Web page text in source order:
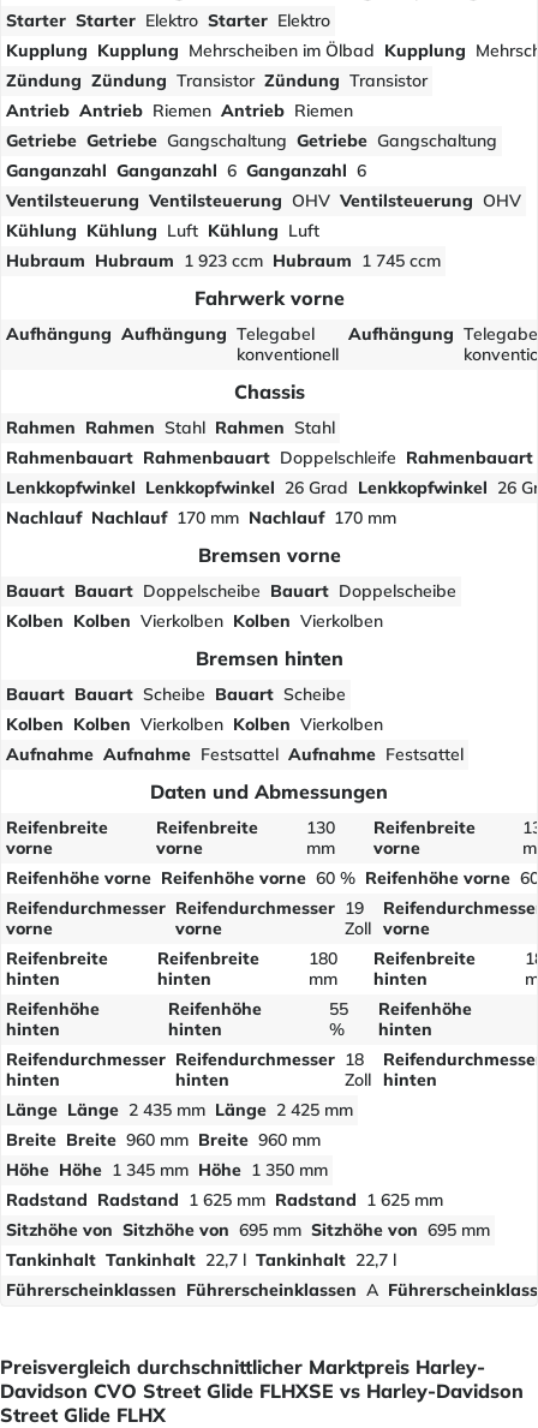
Starter Starter Elektro Starter Elektro
Kupplung Kupplung Mehrscheiben im Ölbad Kupplung
Zündung Zündung Transistor Zündung Transistor
Antrieb Antrieb Riemen Antrieb Riemen
Getriebe Getriebe Gangschaltung Getriebe Gangschaltung
Ganganzahl Ganganzahl 6 Ganganzahl 6
Ventilsteuerung Ventilsteuerung OHV Ventilsteuerung OHV
Kühlung Kühlung Luft Kühlung Luft
Hubraum Hubraum 1 923 ccm Hubraum 1 745 ccm
Fahrwerk vorne
Aufhängung Aufhängung Telegabel
konventionell
Aufhängung
Chassis
Rahmen Rahmen Stahl Rahmen Stahl
Rahmenbauart Rahmenbauart Doppelschleife Rahmenbauart
Lenkkopfwinkel Lenkkopfwinkel 26 Grad Lenkkopfwinkel 26
Nachlauf Nachlauf 170 mm Nachlauf 170 mm
Bremsen vorne
Bauart Bauart Doppelscheibe Bauart Doppelscheibe
Kolben Kolben Vierkolben Kolben Vierkolben
Bremsen hinten
Bauart Bauart Scheibe Bauart Scheibe
Kolben Kolben Vierkolben Kolben Vierkolben
Aufnahme Aufnahme Festsattel Aufnahme Festsattel
Daten und Abmessungen
Reifenbreite
vorne
Reifenbreite
vorne
130
mm
Reifenbreite
vorne
Reifenhöhe vorne Reifenhöhe vorne 60 % Reifenhöhe vorne
Reifendurchmesser
vorne
Reifendurchmesser
vorne
19
Zoll vorne
Reifenbreite
hinten
Reifenbreite
hinten
180
mm
Reifenbreite
hinten
Reifenhöhe
hinten
Reifenhöhe
hinten
55
%
Reifenhöhe
hinten
Reifendurchmesser
hinten
Reifendurchmesser
hinten
18
Zoll hinten
Länge Länge 2 435 mm Länge 2 425 mm
Breite Breite 960 mm Breite 960 mm
Höhe Höhe 1 345 mm Höhe 1 350 mm
Radstand Radstand 1 625 mm Radstand 1 625 mm
Sitzhöhe von Sitzhöhe von 695 mm Sitzhöhe von 695 mm
Tankinhalt Tankinhalt 22,7 l Tankinhalt 22,7 l
Führerscheinklassen Führerscheinklassen A
Preisvergleich durchschnittlicher Marktpreis Harley-
Davidson CVO Street Glide FLHXSE vs Harley-Davidson
Street Glide FLHX